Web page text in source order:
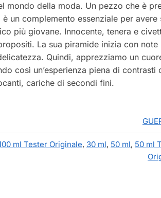
della moda. Un pezzo che è
un complemento essenziale per
più giovane. Innocente, tenera e
La sua piramide inizia con
Quindi, apprezziamo un
così un’esperienza piena di
cariche di secondi fini.
ml Tester Originale, 30 ml, 50 ml, 50 ml